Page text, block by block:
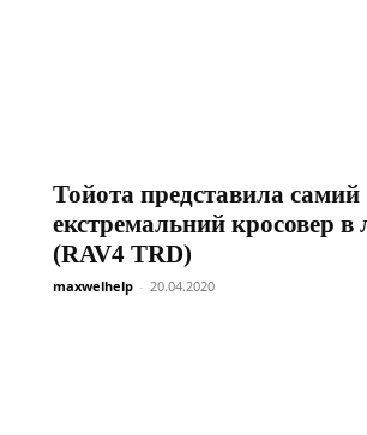
Тойота представила самий
екстремальний кросовер в
(RAV4 TRD)
maxwelhelp - 20.04.2020